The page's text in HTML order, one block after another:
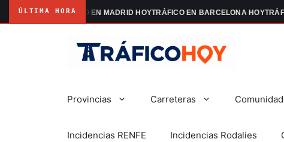
ÚLTIMA HORATRÁFICO EN MADRID HOYTRÁFICO EN BARCELONA HOY
Provincias Carreteras
Incidencias RENFE Incidencias Rodalies